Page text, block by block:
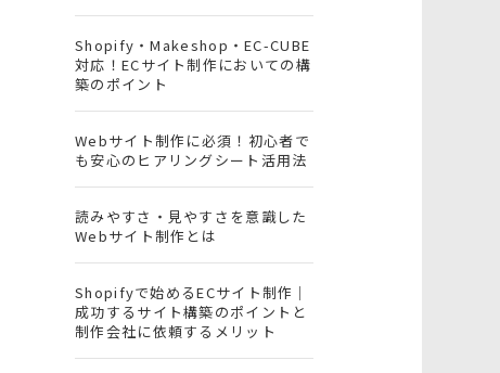
Shopify・Makeshop・EC-CUBE
対応！ECサイト制作においての構
築のポイント
Webサイト制作に必須！初心者で
も安心のヒアリングシート活用法
読みやすさ・見やすさを意識した
Webサイト制作とは
Shopifyで始めるECサイト制作｜
成功するサイト構築のポイントと
制作会社に依頼するメリット